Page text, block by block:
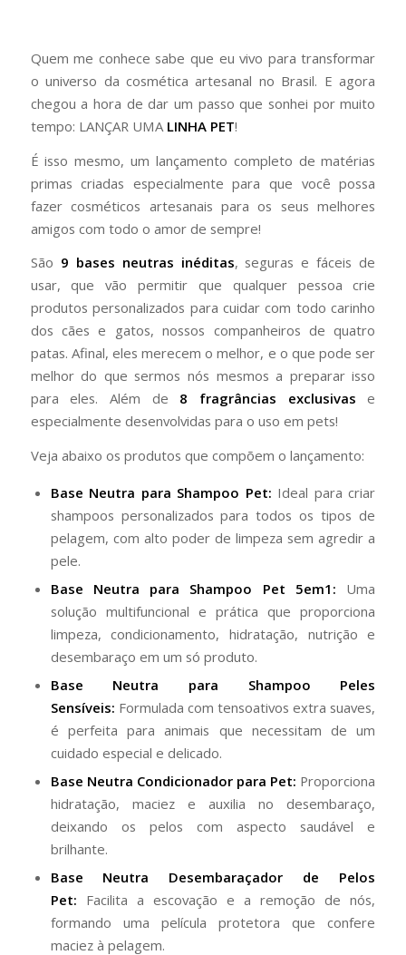
Quem me conhece sabe que eu vivo para transformar
o universo da cosmética artesanal no Brasil. E agora
chegou a hora de dar um passo que sonhei por muito
tempo: LANÇAR UMA LINHA PET!
É isso mesmo, um lançamento completo de matérias
primas criadas especialmente para que você possa
fazer cosméticos artesanais para os seus melhores
amigos com todo o amor de sempre!
São 9 bases neutras inéditas, seguras e fáceis de
usar, que vão permitir que qualquer pessoa crie
produtos personalizados para cuidar com todo carinho
dos cães e gatos, nossos companheiros de quatro
patas. Afinal, eles merecem o melhor, e o que pode ser
melhor do que sermos nós mesmos a preparar isso
para eles. Além de 8 fragrâncias exclusivas e
especialmente desenvolvidas para o uso em pets!
Veja abaixo os produtos que compõem o lançamento:
Base Neutra para Shampoo Pet: Ideal para criar
shampoos personalizados para todos os tipos de
pelagem, com alto poder de limpeza sem agredir a
pele.
Base Neutra para Shampoo Pet 5em1: Uma
solução multifuncional e prática que proporciona
limpeza, condicionamento, hidratação, nutrição e
desembaraço em um só produto.
Base Neutra para Shampoo Peles
Sensíveis: Formulada com tensoativos extra suaves,
é perfeita para animais que necessitam de um
cuidado especial e delicado.
Base Neutra Condicionador para Pet: Proporciona
hidratação, maciez e auxilia no desembaraço,
deixando os pelos com aspecto saudável e
brilhante.
Base Neutra Desembaraçador de Pelos
Pet: Facilita a escovação e a remoção de nós,
formando uma película protetora que confere
maciez à pelagem.